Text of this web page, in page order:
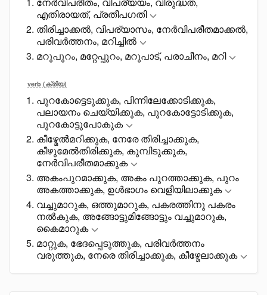
എതിരായത്, പ്രതീപഗതി
തിരിച്ചാക്കൽ, വിപര്യാസം, നേർവിപരീതമാക്കൽ,
പരിവർത്തനം, മറിച്ചിൽ
മറുപുറം, മറ്റേപ്പുറം, മറുപാട്, പരാചീനം, മറി
verb (ക്രിയ)
പുറകോട്ടെടുക്കുക, പിന്നിലേക്കോടിക്കുക,
പലായനം ചെയ്യിക്കുക, പുറകോട്ടോടിക്കുക,
പുറകോട്ടുപോകുക
കീഴ്മേൽമറിക്കുക, നേരേ തിരിച്ചാക്കുക,
കീഴുമേൽതിരിക്കുക, കുമ്പിടുക്കുക,
നേർവിപരീതമാക്കുക
അകംപുറമാക്കുക, അകം പുറത്താക്കുക, പുറം
അകത്താക്കുക, ഉൾഭാഗം വെളിയിലാക്കുക
വച്ചുമാറുക, ഒത്തുമാറുക, പകരത്തിനു പകരം
നൽകുക, അങ്ങോട്ടുമിങ്ങോട്ടും വച്ചുമാറുക,
കെെമാറുക
മാറ്റുക, ഭേദപ്പെടുത്തുക, പരിവർത്തനം
വരുത്തുക, നേരെ തിരിച്ചാക്കുക, കീഴ്മേലാക്കുക